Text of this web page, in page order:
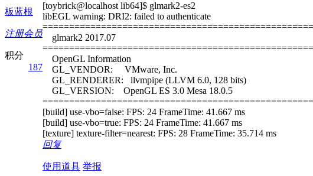
板蓝根
注册会员
积分
187
[toybrick@localhost lib64]$ glmark2-es2
libEGL warning: DRI2: failed to authenticate
glmark2 2017.07
OpenGL Information
GL_VENDOR: VMware, Inc.
GL_RENDERER: llvmpipe (LLVM 6.0, 128 bits)
GL_VERSION: OpenGL ES 3.0 Mesa 18.0.5
[build] use-vbo=false: FPS: 24 FrameTime: 41.667 ms
[build] use-vbo=true: FPS: 24 FrameTime: 41.667 ms
[texture] texture-filter=nearest: FPS: 28 FrameTime: 35.714 ms
回复
使用道具 举报